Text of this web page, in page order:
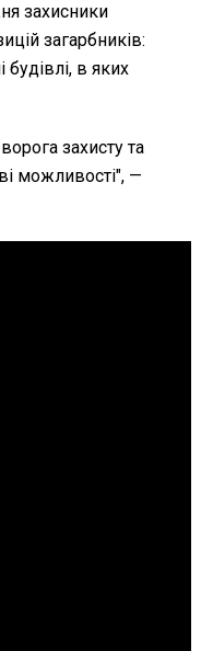
захисники
загарбників:
будівлі, в яких
захисту та
можливості", —